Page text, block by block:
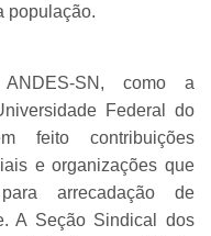
população.
SN, como a
Federal do
feito contribuições
e organizações que
arrecadação de
A Seção Sindical dos